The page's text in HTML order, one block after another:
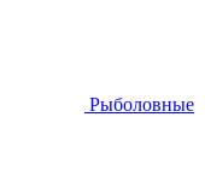
Рыболовные